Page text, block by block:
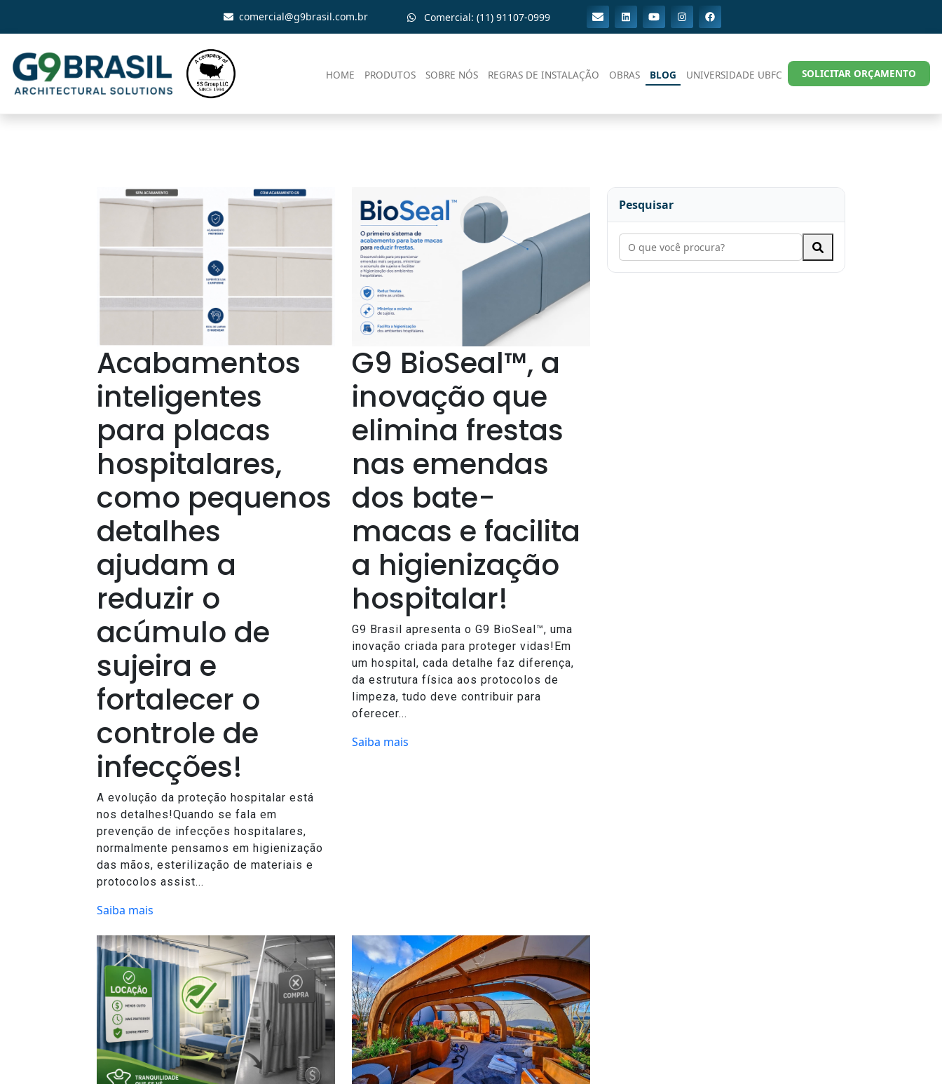
comercial@g9brasil.com.br Comercial: (11) 91107-0999
HOME PRODUTOS SOBRE NÓS REGRAS DE INSTALAÇÃO OBRAS BLOG UNIVERSIDADE UBFC SOLICITAR ORÇAMENTO
Acabamentos
inteligentes
para placas
hospitalares,
como pequenos
detalhes
ajudam a
reduzir o
acúmulo de
sujeira e
fortalecer o
controle de
infecções!
A evolução da proteção hospitalar está
nos detalhes!Quando se fala em
prevenção de infecções hospitalares,
normalmente pensamos em higienização
das mãos, esterilização de materiais e
protocolos assist...
Saiba mais
G9 BioSeal™, a
inovação que
elimina frestas
nas emendas
dos bate-
macas e facilita
a higienização
hospitalar!
G9 Brasil apresenta o G9 BioSeal™, uma
inovação criada para proteger vidas!Em
um hospital, cada detalhe faz diferença,
da estrutura física aos protocolos de
limpeza, tudo deve contribuir para
oferecer...
Saiba mais
Pesquisar